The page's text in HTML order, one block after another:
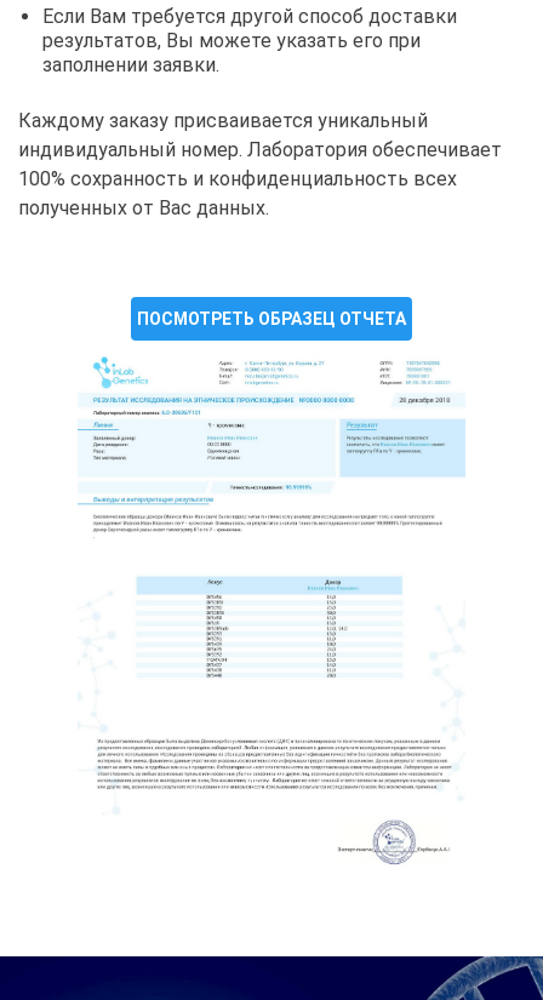
Если Вам требуется другой способ доставки
результатов, Вы можете указать его при
заполнении заявки.
Каждому заказу присваивается уникальный
индивидуальный номер. Лаборатория обеспечивает
100% сохранность и конфиденциальность всех
полученных от Вас данных.
ПОСМОТРЕТЬ ОБРАЗЕЦ ОТЧЕТА